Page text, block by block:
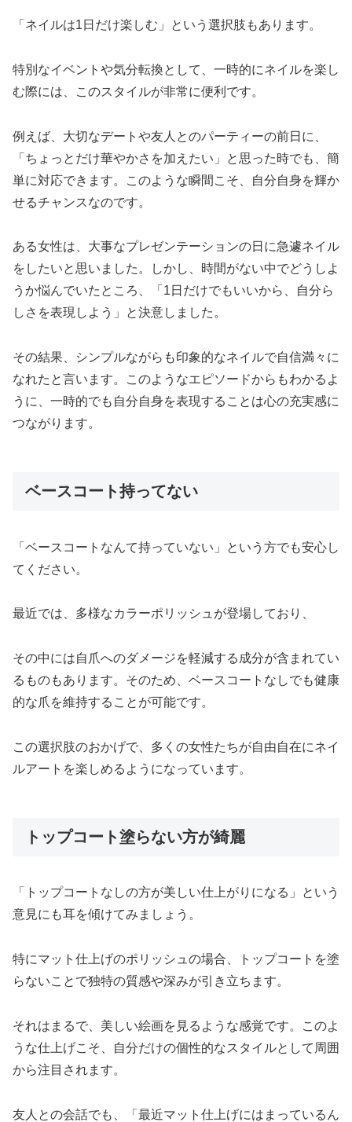
「ネイルは1日だけ楽しむ」という選択肢もあります。
特別なイベントや気分転換として、一時的にネイルを楽し
む際には、このスタイルが非常に便利です。
例えば、大切なデートや友人とのパーティーの前日に、
「ちょっとだけ華やかさを加えたい」と思った時でも、簡
単に対応できます。このような瞬間こそ、自分自身を輝か
せるチャンスなのです。
ある女性は、大事なプレゼンテーションの日に急遽ネイル
をしたいと思いました。しかし、時間がない中でどうしよ
うか悩んでいたところ、「1日だけでもいいから、自分ら
しさを表現しよう」と決意しました。
その結果、シンプルながらも印象的なネイルで自信満々に
なれたと言います。このようなエピソードからもわかるよ
うに、一時的でも自分自身を表現することは心の充実感に
つながります。
ベースコート持ってない
「ベースコートなんて持っていない」という方でも安心し
てください。
最近では、多様なカラーポリッシュが登場しており、
その中には自爪へのダメージを軽減する成分が含まれてい
るものもあります。そのため、ベースコートなしでも健康
的な爪を維持することが可能です。
この選択肢のおかげで、多くの女性たちが自由自在にネイ
ルアートを楽しめるようになっています。
トップコート塗らない方が綺麗
「トップコートなしの方が美しい仕上がりになる」という
意見にも耳を傾けてみましょう。
特にマット仕上げのポリッシュの場合、トップコートを塗
らないことで独特の質感や深みが引き立ちます。
それはまるで、美しい絵画を見るような感覚です。このよ
うな仕上げこそ、自分だけの個性的なスタイルとして周囲
から注目されます。
友人との会話でも、「最近マット仕上げにはまっているん